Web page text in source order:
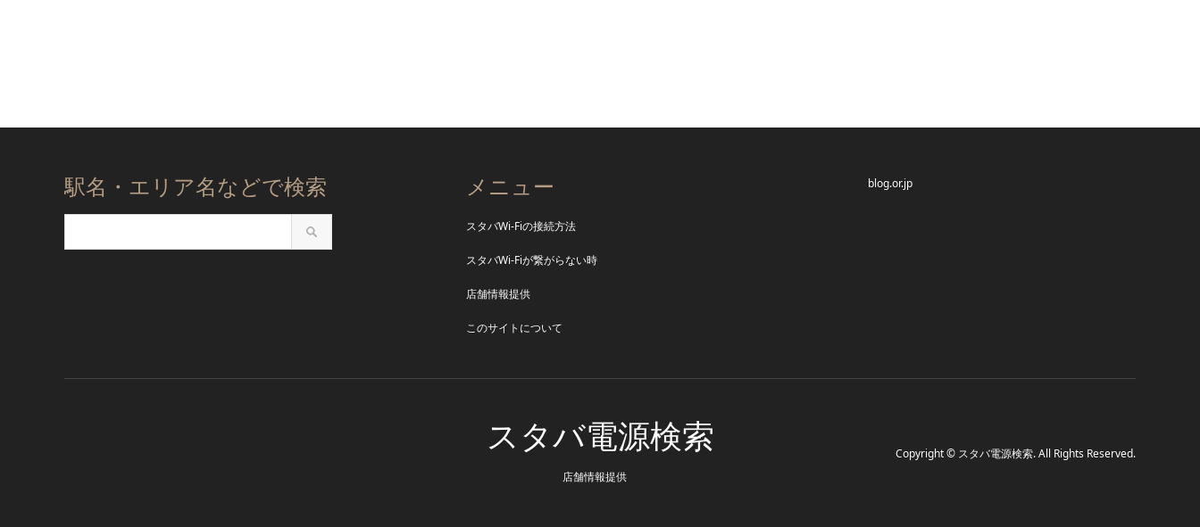
駅名・エリア名などで検索 メニュー
スタバWi-Fiの接続方法
スタバWi-Fiが繋がらない時
店舗情報提供
このサイトについて
blog.or.jp
スタバ電源検索
店舗情報提供
Copyright© スタバ電源検索. All Rights Reserved.